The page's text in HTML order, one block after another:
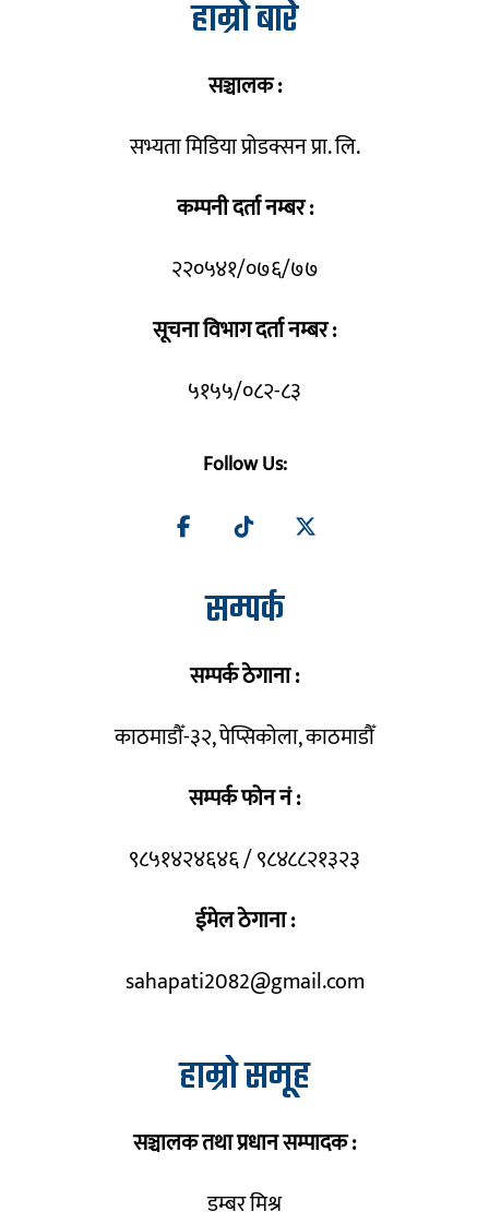
हाम्रो बारे
सञ्चालक :
सभ्यता मिडिया प्रोडक्सन प्रा. लि.
कम्पनी दर्ता नम्बर :
२२०५४१/०७६/७७
सूचना विभाग दर्ता नम्बर :
५१५५/०८२-८३
Follow Us:
सम्पर्क
सम्पर्क ठेगाना :
काठमाडौँ-३२, पेप्सिकोला, काठमाडौँ
सम्पर्क फोन नं :
९८५१४२४६४६ / ९८४८८२१३२३
ईमेल ठेगाना :
sahapati2082@gmail.com
हाम्रो समूह
सञ्चालक तथा प्रधान सम्पादक :